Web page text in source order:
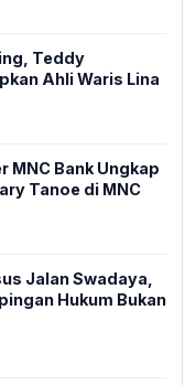
Teddy
Ahli Waris Lina
MNC Bank Ungkap
Tanoe di MNC
Jalan Swadaya,
Hukum Bukan